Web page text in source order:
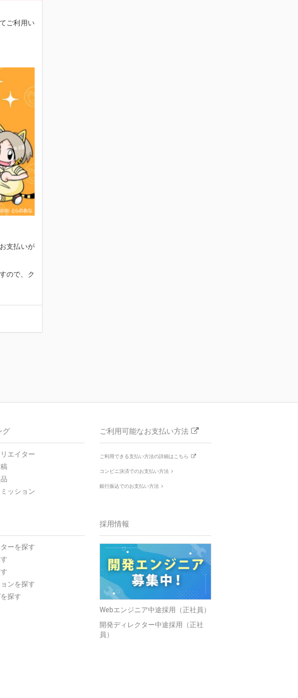
ご利用い
支払いが
ので、ク
グ
エイター
ッション
ーを探す
ンを探す
探す
ご利用可能なお支払い方法
ご利用できる支払い方法の詳細はこちら
コンビニ決済でのお支払い方法
銀行振込でのお支払い方法
採用情報
Webエンジニア中途採用（正社員）
開発ディレクター中途採用（正社
員）